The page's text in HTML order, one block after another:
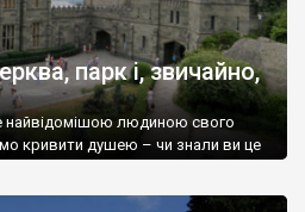
парк і, звичайно,
найвідомішою людиною свого
кривити душею – чи знали ви це